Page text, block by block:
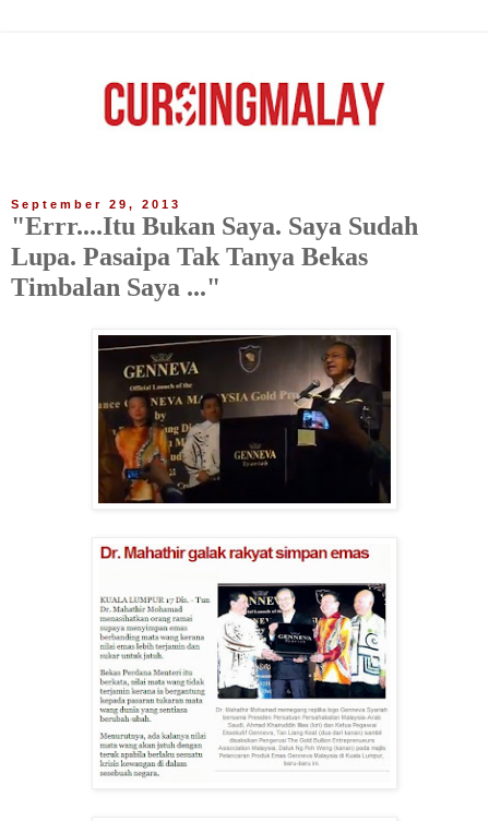
September 29, 2013
"Errr....Itu Bukan Saya. Saya Sudah
Lupa. Pasaipa Tak Tanya Bekas
Timbalan Saya ..."